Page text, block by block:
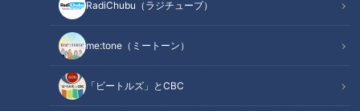
RadiChubu（ラジチューブ）
me:tone（ミートーン）
「ビートルズ」とCBC
https://hicbc.com/tv/michi/
#道との遭遇 #ミキ #番組 #テレビ #岐阜
#柳ヶ瀬商店街 #商店街 #再開発 #道マニア #ユニークな道